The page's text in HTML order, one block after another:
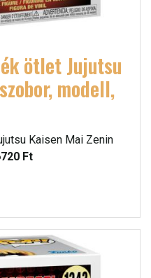
ötlet Jujutsu
modell,
Kaisen Mai Zenin
Ft